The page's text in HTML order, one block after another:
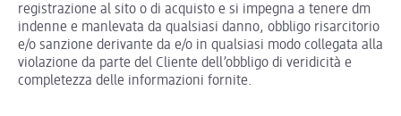
registrazione al sito o di acquisto e si impegna a tenere dm
indenne e manlevata da qualsiasi danno, obbligo risarcitorio
e/o sanzione derivante da e/o in qualsiasi modo collegata alla
violazione da parte del Cliente dell’obbligo di veridicità e
completezza delle informazioni fornite.